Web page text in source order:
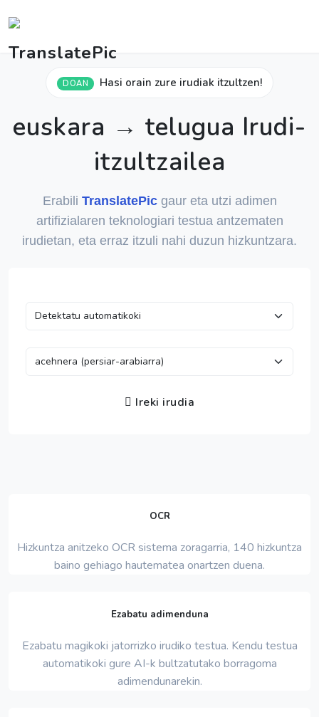
DOAN Hasi orain zure irudiak itzultzen!
euskara → telugua Irudi-
itzultzailea
Erabili TranslatePicgaur eta utzi adimen
artifizialaren teknologiari testua antzematen
irudietan, eta erraz itzuli nahi duzun hizkuntzara.
Ireki irudia
OCR
Hizkuntza anitzeko OCR sistema zoragarria, 140 hizkuntza
baino gehiago hautematea onartzen duena.
Ezabatu adimenduna
Ezabatu magikoki jatorrizko irudiko testua. Kendu testua
automatikoki gure AI-k bultzatutako borragoma
adimendunarekin.